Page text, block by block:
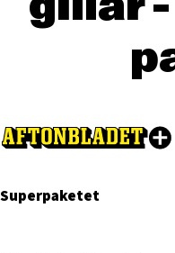
Superpaketet